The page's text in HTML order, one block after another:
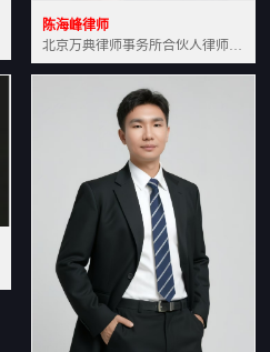
陈海峰律师
北京万典律师事务所合伙人律师土地房产专业资深律师